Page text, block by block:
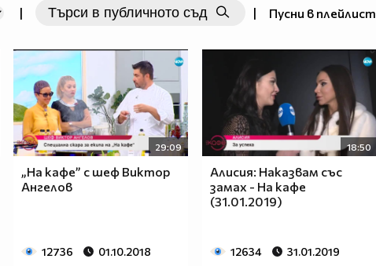
| | Пусни в плейлист
29:09
„На кафе” с шеф Виктор
Ангелов
12736 01.10.2018
18:50
Алисия: Наказвам със
замах - На кафе
(31.01.2019)
12634 31.01.2019